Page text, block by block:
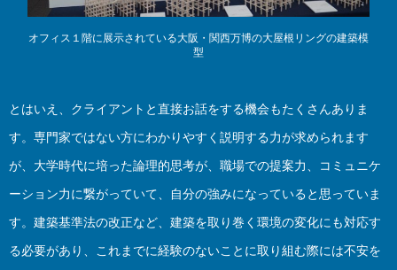
オフィス１階に展示されている大阪・関西万博の大屋根リングの建築模
型
とはいえ、クライアントと直接お話をする機会もたくさんありま
す。専門家ではない方にわかりやすく説明する力が求められます
が、大学時代に培った論理的思考が、職場での提案力、コミュニケ
ーション力に繋がっていて、自分の強みになっていると思っていま
す。建築基準法の改正など、建築を取り巻く環境の変化にも対応す
る必要があり、これまでに経験のないことに取り組む際には不安を